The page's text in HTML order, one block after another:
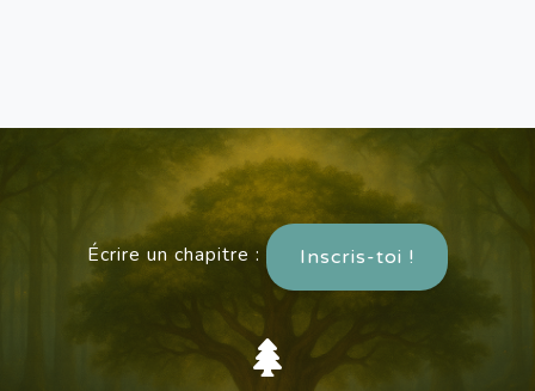
Écrire un chapitre : Inscris-toi !